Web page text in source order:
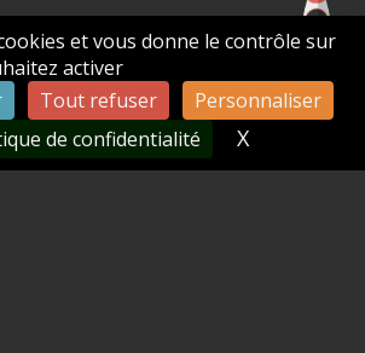
et vous donne le contrôle sur
activer
Tout refuser
Personnaliser
de confidentialité
XMasquer